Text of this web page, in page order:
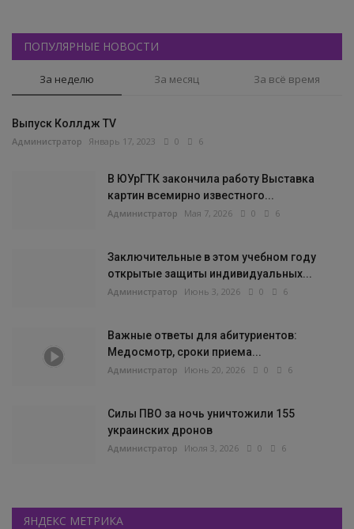
ПОПУЛЯРНЫЕ НОВОСТИ
За неделю За месяц За всё время
Выпуск Коллдж TV
Администратор Январь 17, 2023 0 6
В ЮУрГТК закончила работу Выставка
картин всемирно известного...
Администратор Мая 7, 2026 0 6
Заключительные в этом учебном году
открытые защиты индивидуальных...
Администратор Июнь 3, 2026 0 6
Важные ответы для абитуриентов:
Медосмотр, сроки приема...
Администратор Июнь 20, 2026 0 6
Силы ПВО за ночь уничтожили 155
украинских дронов
Администратор Июля 3, 2026 0 6
ЯНДЕКС МЕТРИКА